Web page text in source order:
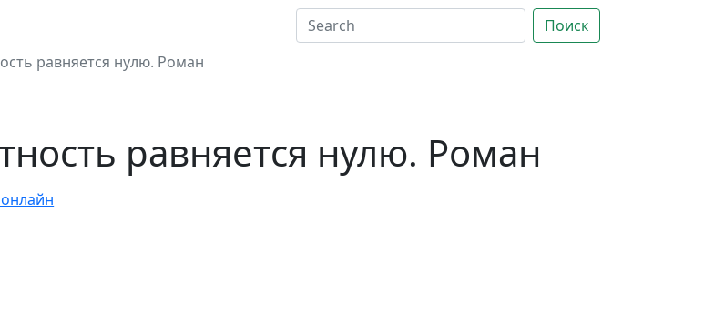
Поиск
равняется нулю. Роман
равняется нулю. Роман